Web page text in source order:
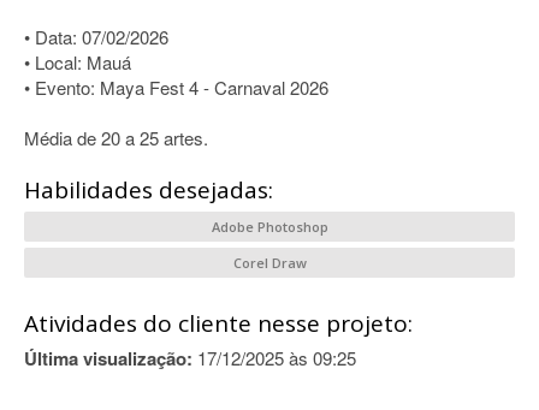
• Data: 07/02/2026
• Local: Mauá
• Evento: Maya Fest 4 - Carnaval 2026
Média de 20 a 25 artes.
Habilidades desejadas:
Adobe Photoshop
Corel Draw
Atividades do cliente nesse projeto:
Última visualização: 17/12/2025 às 09:25